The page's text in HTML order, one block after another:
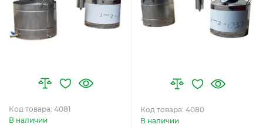
Код товара: 4081
В наличии
Код товара: 4080
В наличии